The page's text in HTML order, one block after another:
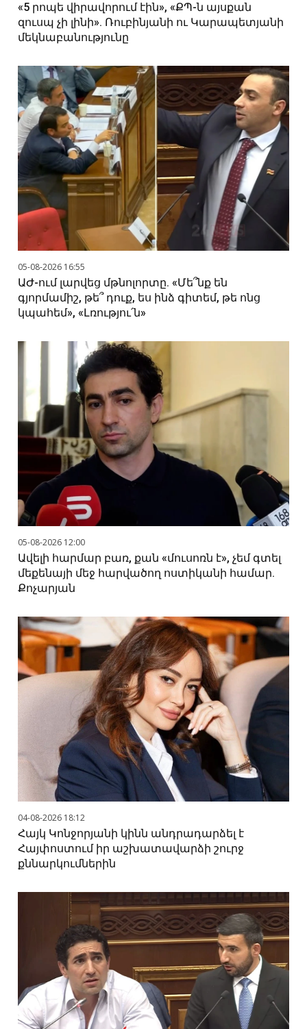
«5 րոպե վիրավորում էին», «ՔՊ-ն այսքան
զուսպ չի լինի». Ռուբինյանի ու Կարապետյանի
մեկնաբանությունը
05-08-2026 16:55
ԱԺ-ում լարվեց մթնոլորտը. «Մե՞նք են
գյորմամիշ, թե՞ դուք, ես ինձ գիտեմ, թե ոնց
կպահեմ», «Լռությու՛ն»
05-08-2026 12:00
Ավելի հարմար բառ, քան «մուսոռն է», չեմ գտել
մեքենայի մեջ հարվածող ոստիկանի համար.
Քոչարյան
04-08-2026 18:12
Հայկ Կոնջորյանի կինն անդրադարձել է
Հայփոստում իր աշխատավարձի շուրջ
քննարկումներին